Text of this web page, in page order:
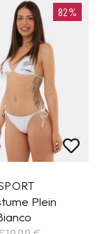
82%
Plein